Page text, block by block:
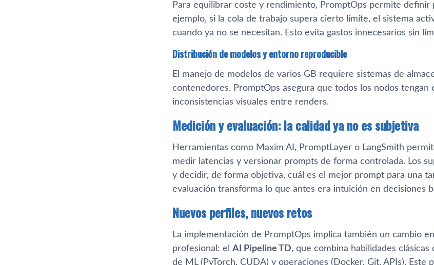
Para equilibrar coste y rendimiento, PromptOps permite definir
ejemplo, si la cola de trabajo supera cierto límite, el sistema
cuando ya no se necesitan. Esto evita gastos innecesarios sin
Distribución de modelos y entorno reproducible
El manejo de modelos de varios GB requiere sistemas de
contenedores. PromptOps asegura que todos los nodos tengan
inconsistencias visuales entre renders.
Medición y evaluación: la calidad ya no es subjetiva
Herramientas como Maxim AI, PromptLayer o LangSmith
medir latencias y versionar prompts de forma controlada. Los
y decidir, de forma objetiva, cuál es el mejor prompt para una
evaluación transforma lo que antes era intuición en decisiones
Nuevos perfiles, nuevos retos
La implementación de PromptOps implica también un cambio
profesional: el AI Pipeline TD, que combina habilidades
de ML (PyTorch, CUDA) y operaciones (Docker, Git, APIs).